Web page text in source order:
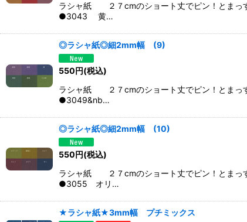
ラシャ紙 ２７cmのショート丈でピン！とまっ
●3043 黄…
◎ラシャ紙◎細2mm幅 (9)
550円(税込)
ラシャ紙 ２７cmのショート丈でピン！とまっ
●3049&nb…
◎ラシャ紙◎細2mm幅 (10)
550円(税込)
ラシャ紙 ２７cmのショート丈でピン！とまっ
●3055 オリ…
★ラシャ紙★3mm幅 プチミックス